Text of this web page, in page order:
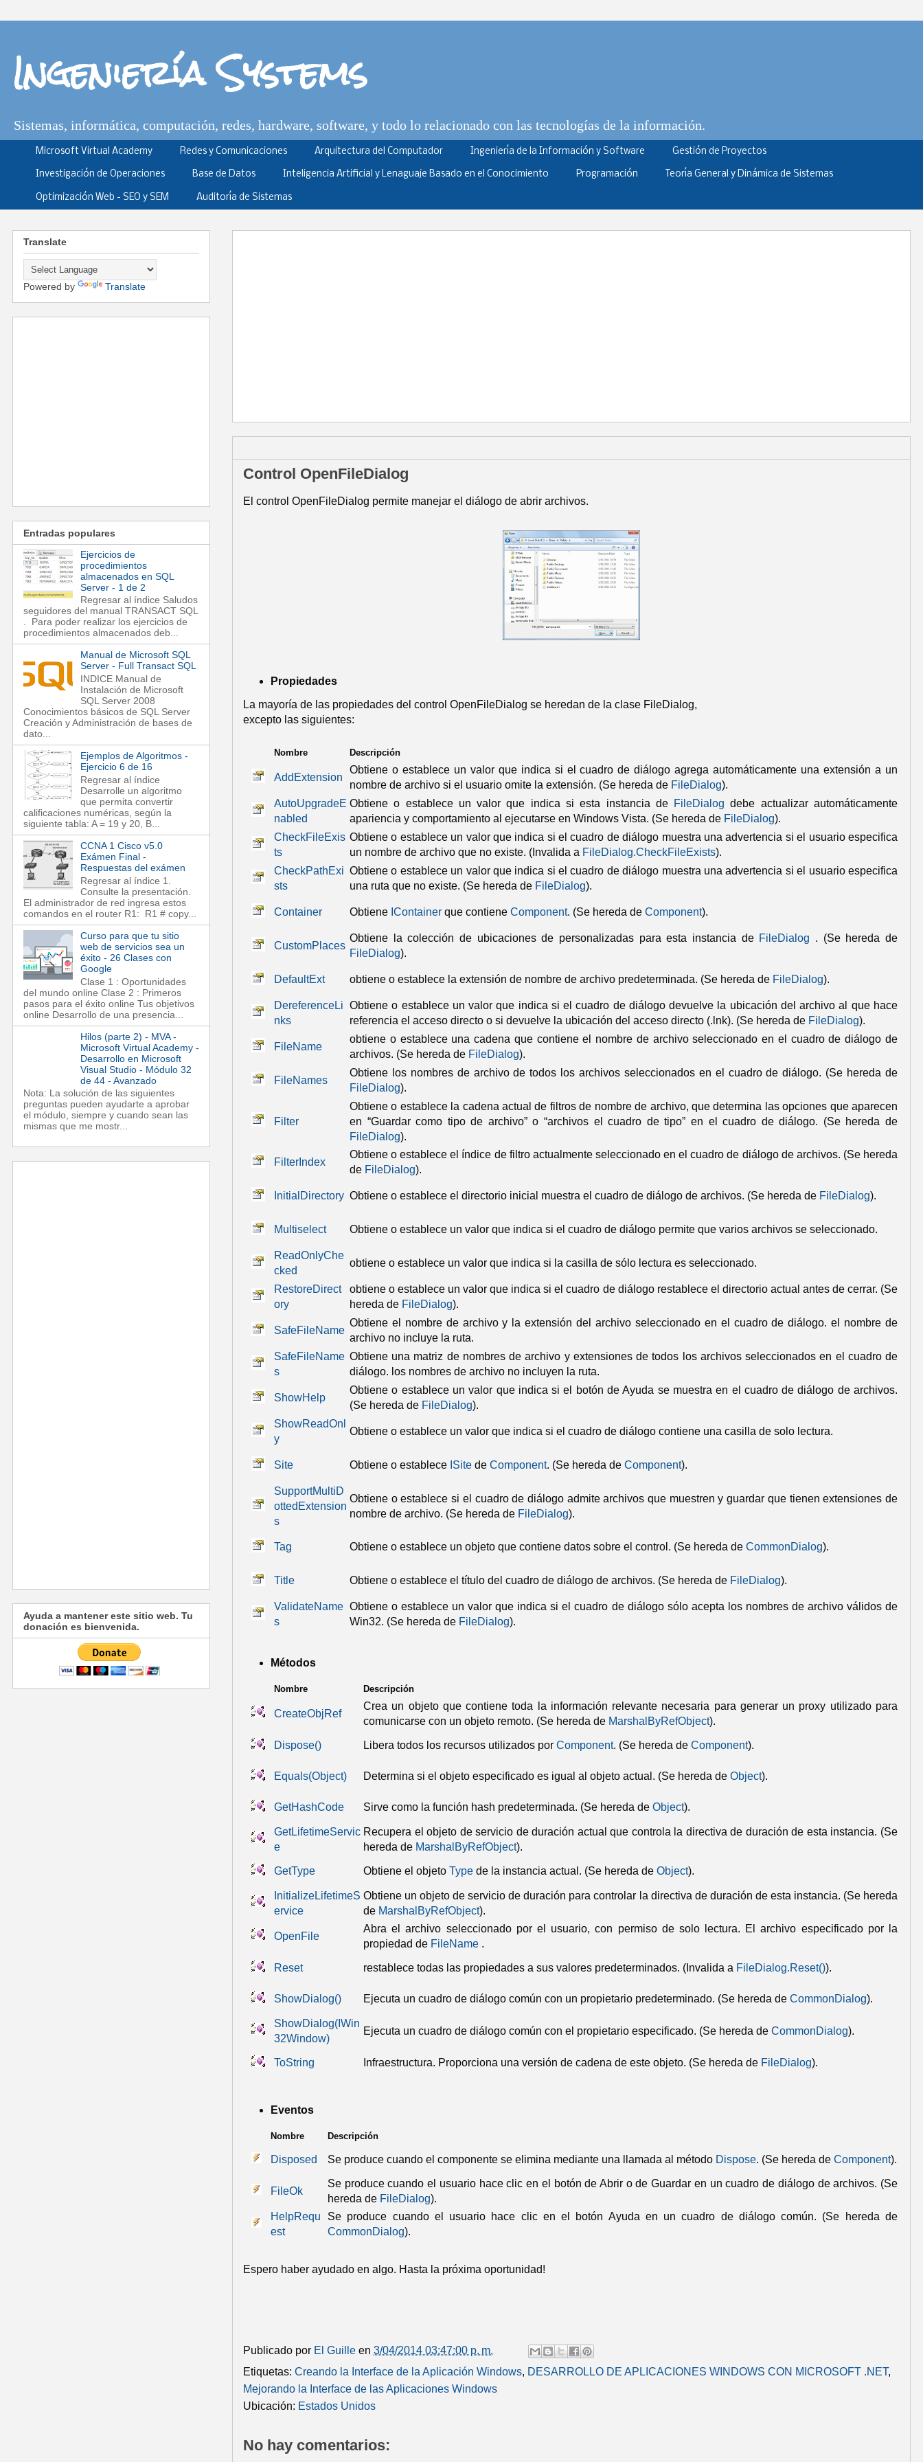
Ingeniería Systems
Sistemas, informática, computación, redes, hardware, software, y todo lo relacionado con las tecnologías de la información.
Microsoft Virtual Academy Redes y Comunicaciones Arquitectura del Computador Ingeniería de la Información y Software Gestión de Proyectos
Investigación de Operaciones Base de Datos Inteligencia Artificial y Lenaguaje Basado en el Conocimiento Programación Teoría General y Dinámica de Sistemas
Optimización Web - SEO y SEM Auditoría de Sistemas
Control OpenFileDialog
El control OpenFileDialog permite manejar el diálogo de abrir archivos.
Propiedades
La mayoría de las propiedades del control OpenFileDialog se heredan de la clase FileDialog,
excepto las siguientes:
Nombre Descripción
AddExtension
Obtiene o establece un valor que indica si el cuadro de diálogo agrega automáticamente una extensión a un
nombre de archivo si el usuario omite la extensión. (Se hereda de FileDialog).
AutoUpgradeE
nabled
Obtiene o establece un valor que indica si esta instancia de FileDialog debe actualizar automáticamente
apariencia y comportamiento al ejecutarse en Windows Vista. (Se hereda de FileDialog).
CheckFileExis
ts
Obtiene o establece un valor que indica si el cuadro de diálogo muestra una advertencia si el usuario especifica
un nombre de archivo que no existe. (Invalida a FileDialog.CheckFileExists).
CheckPathExi
sts
Obtiene o establece un valor que indica si el cuadro de diálogo muestra una advertencia si el usuario especifica
una ruta que no existe. (Se hereda de FileDialog).
Container Obtiene IContainer que contiene Component. (Se hereda de Component).
CustomPlaces
Obtiene la colección de ubicaciones de personalizadas para esta instancia de FileDialog . (Se hereda de
FileDialog).
DefaultExt obtiene o establece la extensión de nombre de archivo predeterminada. (Se hereda de FileDialog).
DereferenceLi
nks
Obtiene o establece un valor que indica si el cuadro de diálogo devuelve la ubicación del archivo al que hace
referencia el acceso directo o si devuelve la ubicación del acceso directo (.lnk). (Se hereda de FileDialog).
FileName
obtiene o establece una cadena que contiene el nombre de archivo seleccionado en el cuadro de diálogo de
archivos. (Se hereda de FileDialog).
FileNames
Obtiene los nombres de archivo de todos los archivos seleccionados en el cuadro de diálogo. (Se hereda de
FileDialog).
Filter
Obtiene o establece la cadena actual de filtros de nombre de archivo, que determina las opciones que aparecen
en “Guardar como tipo de archivo” o “archivos el cuadro de tipo” en el cuadro de diálogo. (Se hereda de
FileDialog).
FilterIndex
Obtiene o establece el índice de filtro actualmente seleccionado en el cuadro de diálogo de archivos. (Se hereda
de FileDialog).
InitialDirectory Obtiene o establece el directorio inicial muestra el cuadro de diálogo de archivos. (Se hereda de FileDialog).
Multiselect Obtiene o establece un valor que indica si el cuadro de diálogo permite que varios archivos se seleccionado.
ReadOnlyChe
cked
obtiene o establece un valor que indica si la casilla de sólo lectura es seleccionado.
RestoreDirect
ory
obtiene o establece un valor que indica si el cuadro de diálogo restablece el directorio actual antes de cerrar. (Se
hereda de FileDialog).
SafeFileName
Obtiene el nombre de archivo y la extensión del archivo seleccionado en el cuadro de diálogo. el nombre de
archivo no incluye la ruta.
SafeFileName
s
Obtiene una matriz de nombres de archivo y extensiones de todos los archivos seleccionados en el cuadro de
diálogo. los nombres de archivo no incluyen la ruta.
ShowHelp
Obtiene o establece un valor que indica si el botón deAyuda se muestra en el cuadro de diálogo de archivos.
(Se hereda de FileDialog).
ShowReadOnl
y
Obtiene o establece un valor que indica si el cuadro de diálogo contiene una casilla de solo lectura.
Site Obtiene o establece ISite de Component. (Se hereda de Component).
SupportMultiD
ottedExtension
s
Obtiene o establece si el cuadro de diálogo admite archivos que muestren y guardar que tienen extensiones de
nombre de archivo. (Se hereda de FileDialog).
Tag Obtiene o establece un objeto que contiene datos sobre el control. (Se hereda de CommonDialog).
Title Obtiene o establece el título del cuadro de diálogo de archivos. (Se hereda de FileDialog).
ValidateName
s
Obtiene o establece un valor que indica si el cuadro de diálogo sólo acepta los nombres de archivo válidos de
Win32. (Se hereda de FileDialog).
Métodos
Nombre Descripción
CreateObjRef
Crea un objeto que contiene toda la información relevante necesaria para generar un proxy utilizado para
comunicarse con un objeto remoto. (Se hereda de MarshalByRefObject).
Dispose() Libera todos los recursos utilizados por Component. (Se hereda de Component).
Equals(Object) Determina si el objeto especificado es igual al objeto actual. (Se hereda de Object).
GetHashCode Sirve como la función hash predeterminada. (Se hereda de Object).
GetLifetimeServic
e
Recupera el objeto de servicio de duración actual que controla la directiva de duración de esta instancia. (Se
hereda de MarshalByRefObject).
GetType Obtiene el objeto Type de la instancia actual. (Se hereda de Object).
InitializeLifetimeS
ervice
Obtiene un objeto de servicio de duración para controlar la directiva de duración de esta instancia. (Se hereda
de MarshalByRefObject).
OpenFile
Abra el archivo seleccionado por el usuario, con permiso de solo lectura. El archivo especificado por la
propiedad de FileName .
Reset restablece todas las propiedades a sus valores predeterminados. (Invalida a FileDialog.Reset()).
ShowDialog() Ejecuta un cuadro de diálogo común con un propietario predeterminado. (Se hereda de CommonDialog).
ShowDialog(IWin
32Window)
Ejecuta un cuadro de diálogo común con el propietario especificado. (Se hereda de CommonDialog).
ToString Infraestructura. Proporciona una versión de cadena de este objeto. (Se hereda de FileDialog).
Eventos
Nombre Descripción
Disposed Se produce cuando el componente se elimina mediante una llamada al método Dispose. (Se hereda de Component).
FileOk
Se produce cuando el usuario hace clic en el botón de Abrir o deGuardar en un cuadro de diálogo de archivos. (Se
hereda de FileDialog).
HelpRequ
est
Se produce cuando el usuario hace clic en el botón Ayuda en un cuadro de diálogo común. (Se hereda de
CommonDialog).
Espero haber ayudado en algo. Hasta la próxima oportunidad!
Publicado por El Guille en 3/04/2014 03:47:00 p. m.
Etiquetas: Creando la Interface de la Aplicación Windows, DESARROLLO DE APLICACIONES WINDOWS CON MICROSOFT .NET,
Mejorando la Interface de las Aplicaciones Windows
Ubicación: Estados Unidos
No hay comentarios:
Translate
Powered by Translate
Entradas populares
Ejercicios de
procedimientos
almacenados en SQL
Server - 1 de 2
Regresar al índice Saludos
seguidores del manual TRANSACT SQL
. Para poder realizar los ejercicios de
procedimientos almacenados deb...
Manual de Microsoft SQL
Server - Full Transact SQL
INDICE Manual de
Instalación de Microsoft
SQL Server 2008
Conocimientos básicos de SQL Server
Creación y Administración de bases de
dato...
Ejemplos de Algoritmos -
Ejercicio 6 de 16
Regresar al índice
Desarrolle un algoritmo
que permita convertir
calificaciones numéricas, según la
siguiente tabla: A = 19 y 20, B...
CCNA 1 Cisco v5.0
Exámen Final -
Respuestas del exámen
Regresar al índice 1.
Consulte la presentación.
El administrador de red ingresa estos
comandos en el router R1: R1 # copy...
Curso para que tu sitio
web de servicios sea un
éxito - 26 Clases con
Google
Clase 1 : Oportunidades
del mundo online Clase 2 : Primeros
pasos para el éxito online Tus objetivos
online Desarrollo de una presencia...
Hilos (parte 2) - MVA -
Microsoft Virtual Academy -
Desarrollo en Microsoft
Visual Studio - Módulo 32
de 44 - Avanzado
Nota: La solución de las siguientes
preguntas pueden ayudarte a aprobar
el módulo, siempre y cuando sean las
mismas que me mostr...
Ayuda a mantener este sitio web. Tu
donación es bienvenida.